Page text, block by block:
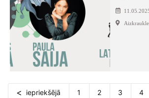
iepriekšējā 1 2 3 4